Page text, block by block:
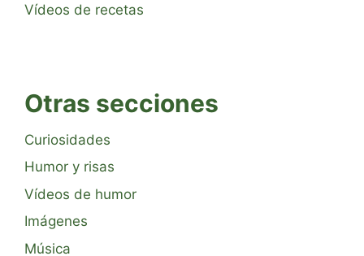
Vídeos de recetas
Otras secciones
Curiosidades
Humor y risas
Vídeos de humor
Imágenes
Música